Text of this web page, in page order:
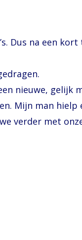
Dus na een
nieuwe, gelijk
Mijn man hielp
verder met